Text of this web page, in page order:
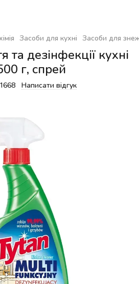
Засоби для кухні Засоби для
та дезінфекції кухні
г, спрей
Написати відгук